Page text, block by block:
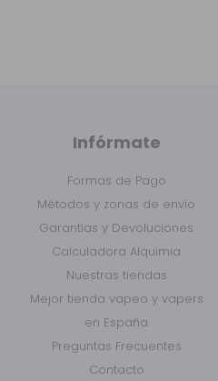
Infórmate
Formas de Pago
Métodos y zonas de envío
Garantías y Devoluciones
Calculadora Alquimia
Nuestras tiendas
Mejor tienda vapeo y vapers
en España
Preguntas Frecuentes
Contacto